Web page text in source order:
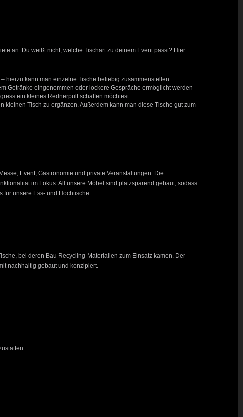
an. Du weißt nicht, welche Tischart zu deinem Event passt? Hier
hierzu kann man einzelne Tische beliebig zusammenstellen.
Getränke eingenommen oder lockere Gespräche ermöglicht werden
ein kleines Rednerpult schaffen möchtest.
Tisch zu ergänzen. Außerdem kann man diese Tische gut zum
Event, Gastronomie und private Veranstaltungen. Die
im Fokus. All unsere Möbel sind platzsparend gebaut, sodass
für unsere Ess- und Hochtische.
bei deren Bau Recycling-Materialien zum Einsatz kamen. Der
nachhaltig gebaut und konzipiert.